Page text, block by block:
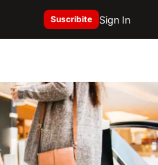
Suscribite Sign In